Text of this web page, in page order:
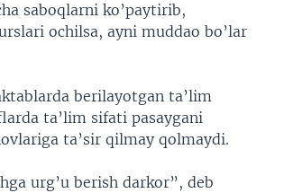
saboqlarni ko’paytirib,
ochilsa, ayni muddao bo’lar
berilayotgan ta’lim
ta’lim sifati pasaygani
ta’sir qilmay qolmaydi.
urg’u berish darkor”, deb